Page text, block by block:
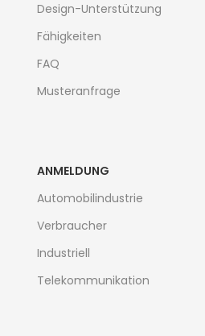
Design-Unterstützung
Fähigkeiten
FAQ
Musteranfrage
ANMELDUNG
Automobilindustrie
Verbraucher
Industriell
Telekommunikation